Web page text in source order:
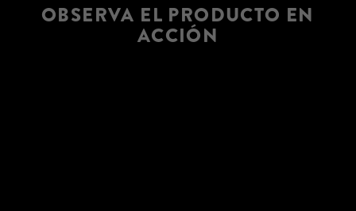
OBSERVA EL PRODUCTO EN
ACCIÓN